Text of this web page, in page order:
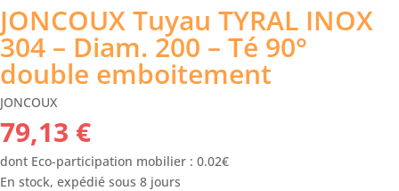
JONCOUX Tuyau TYRAL INOX
304 – Diam. 200 – Té 90°
double emboitement
JONCOUX
79,13 €
dont Eco-participation mobilier : 0.02€
En stock, expédié sous 8 jours